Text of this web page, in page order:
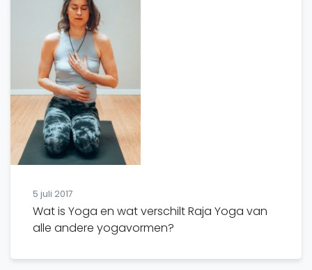
5 juli 2017
Wat is Yoga en wat verschilt Raja Yoga van
alle andere yogavormen?